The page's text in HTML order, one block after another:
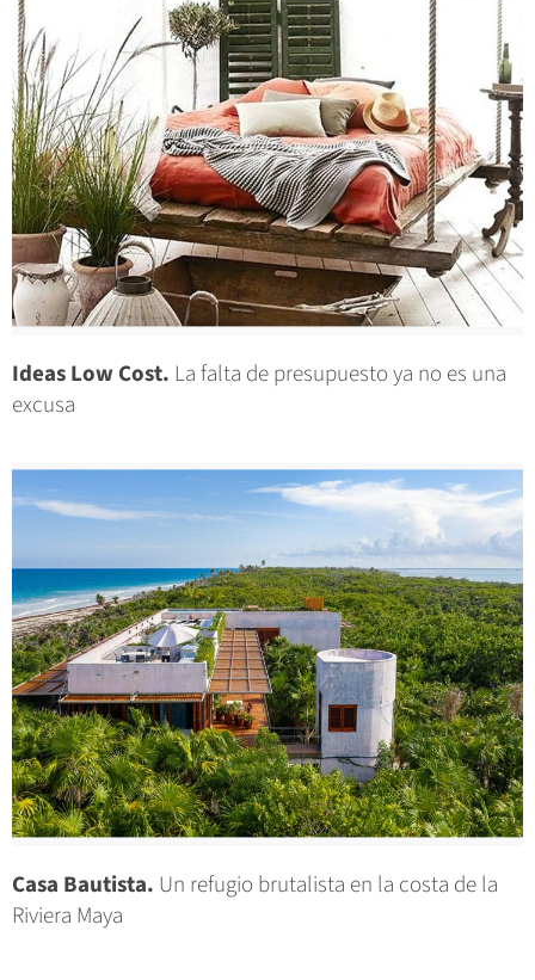
Ideas Low Cost. La falta de presupuesto ya no es una
excusa
Casa Bautista. Un refugio brutalista en la costa de la
Riviera Maya